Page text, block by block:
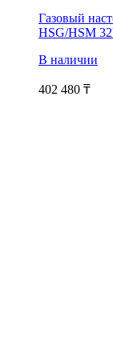
Газовый
HSG/HSM
В наличии
402 480 ₸